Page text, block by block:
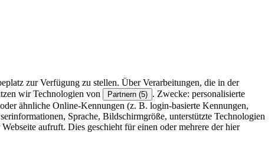
zur Verfügung zu stellen. Über Verarbeitungen, die in der
wir Technologien von Partnern (5) . Zwecke: personalisierte
ähnliche Online-Kennungen (z. B. login-basierte Kennungen,
Sprache, Bildschirmgröße, unterstützte Technologien
aufruft. Dies geschieht für einen oder mehrere der hier